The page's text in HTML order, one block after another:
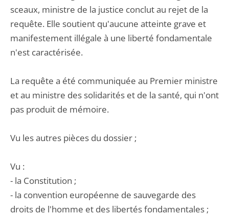
sceaux, ministre de la justice conclut au rejet de la
requête. Elle soutient qu'aucune atteinte grave et
manifestement illégale à une liberté fondamentale
n'est caractérisée.
La requête a été communiquée au Premier ministre
et au ministre des solidarités et de la santé, qui n'ont
pas produit de mémoire.
Vu les autres pièces du dossier ;
Vu :
- la Constitution ;
- la convention européenne de sauvegarde des
droits de l'homme et des libertés fondamentales ;